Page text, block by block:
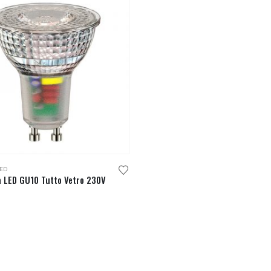
GU10 Tutto Vetro 230V